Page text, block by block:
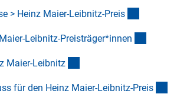
> Heinz Maier-Leibnitz-Preis
Leibnitz-Preisträger*innen
Maier-Leibnitz
für den Heinz Maier-Leibnitz-Preis